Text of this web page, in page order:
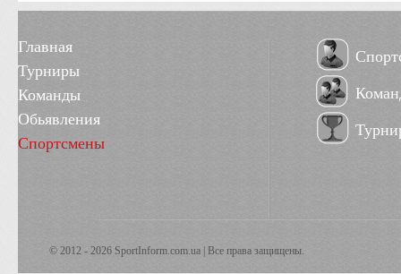
Главная
Турниры
Команды
Обьявления
Спортсмены
© 2012 - 2026 SportInform.com.ua | Все права защищены.